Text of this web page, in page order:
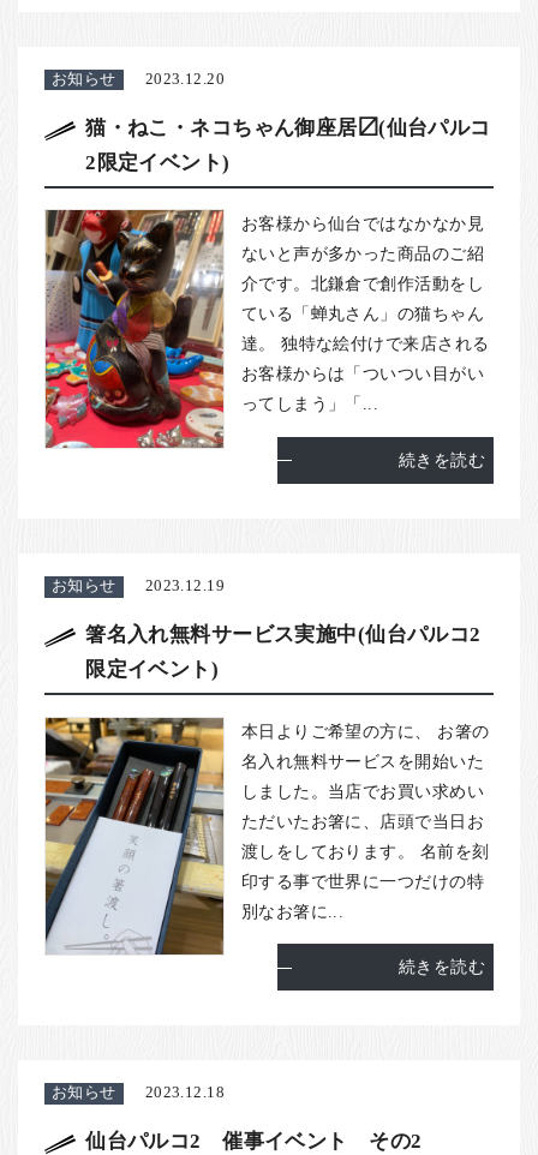
お知らせ 2023.12.20
猫・ねこ・ネコちゃん御座居〼(仙台パルコ
2限定イベント)
お客様から仙台ではなかなか見
ないと声が多かった商品のご紹
介です。北鎌倉で創作活動をし
ている「蝉丸さん」の猫ちゃん
達。 独特な絵付けで来店される
お客様からは「ついつい目がい
ってしまう」「...
続きを読む
お知らせ 2023.12.19
箸名入れ無料サービス実施中(仙台パルコ2
限定イベント)
本日よりご希望の方に、 お箸の
名入れ無料サービスを開始いた
しました。当店でお買い求めい
ただいたお箸に、店頭で当日お
渡しをしております。 名前を刻
印する事で世界に一つだけの特
別なお箸に...
続きを読む
お知らせ 2023.12.18
仙台パルコ2 催事イベント その2